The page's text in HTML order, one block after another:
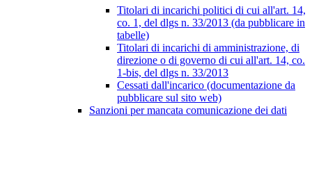
Titolari di incarichi politici di cui all'art. 14,
co. 1, del dlgs n. 33/2013 (da pubblicare in
tabelle)
Titolari di incarichi di amministrazione, di
direzione o di governo di cui all'art. 14, co.
1-bis, del dlgs n. 33/2013
Cessati dall'incarico (documentazione da
pubblicare sul sito web)
Sanzioni per mancata comunicazione dei dati